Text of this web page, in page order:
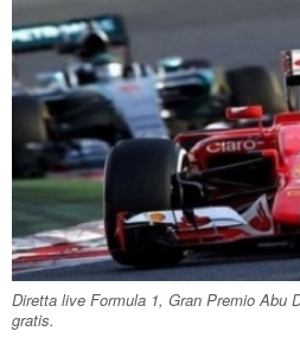
Diretta live Formula 1, Gran Premio Abu
gratis.